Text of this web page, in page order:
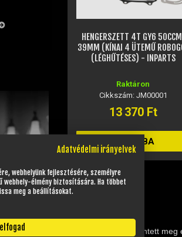
HENGERSZETT 4T GY6
39MM (KÍNAI 4 ÜTEMŰ
(LÉGHŰTÉSES) - INPARTS
Raktáron
Cikkszám: JM00001
13 370 Ft
KOSÁRBA
Ezelőtt még nem tekintett meg
Adatvédelmi irányelvek
webhelyünk fejlesztésére, személyre
élmény biztosítására. Ha többet
meg a beállításokat.